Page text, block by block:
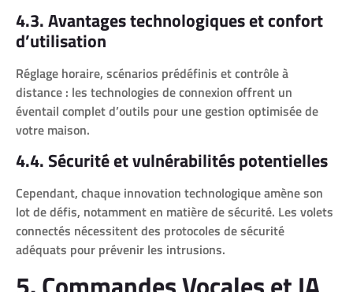
4.3. Avantages technologiques et confort
d’utilisation
Réglage horaire, scénarios prédéfinis et contrôle à
distance : les technologies de connexion offrent un
éventail complet d’outils pour une gestion optimisée de
votre maison.
4.4. Sécurité et vulnérabilités potentielles
Cependant, chaque innovation technologique amène son
lot de défis, notamment en matière de sécurité. Les volets
connectés nécessitent des protocoles de sécurité
adéquats pour prévenir les intrusions.